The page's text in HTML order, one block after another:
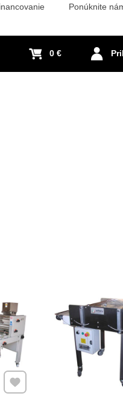
Ponúknite
0 €
Pridať k Obľúbeným